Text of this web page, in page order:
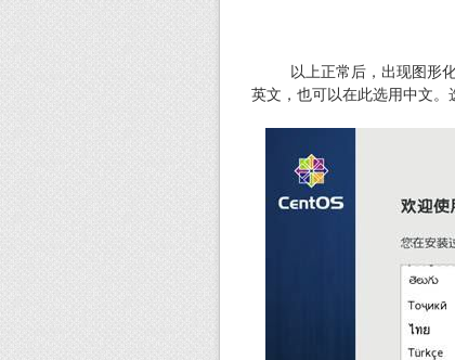
以上正常后，出现图形化
英文，也可以在此选用中文。